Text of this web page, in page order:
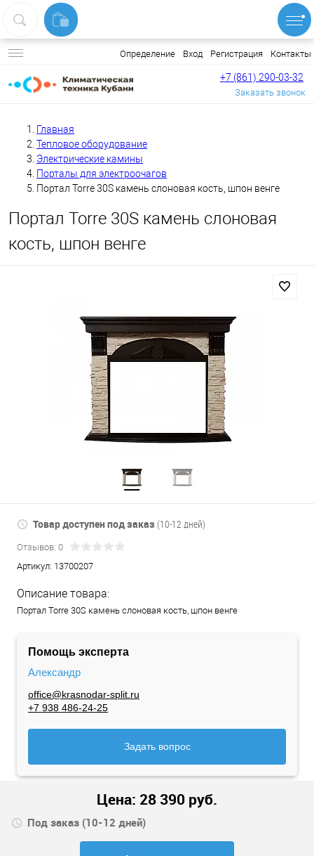
Определение Вход Регистрация Контакты
+7 (861) 290-03-32
Заказать звонок
Главная
Тепловое оборудование
Электрические камины
Порталы для электроочагов
Портал Torre 30S камень слоновая кость, шпон венге
Портал Torre 30S камень слоновая
кость, шпон венге
Товар доступен под заказ (10-12 дней)
Отзывов: 0
Артикул: 13700207
Описание товара:
Портал Torre 30S камень слоновая кость, шпон венге
Помощь эксперта
Александр
office@krasnodar-split.ru
+7 938 486-24-25
Задать вопрос
Цена: 28 390 руб.
Под заказ (10-12 дней)